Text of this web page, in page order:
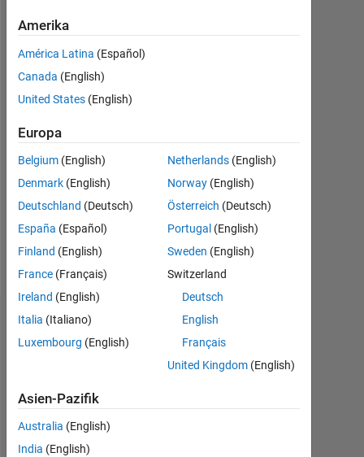
Followers:
Following:
0
Follow
Developer
for
the
Processing
Toolbox.
Professional
Image
Processing,
Signal
Processing,
Machine
Learning.
Mehr
anzeigen
Empfehlungen
to
endorse
this
person
Amerika
América Latina (Español)
Canada (English)
United States (English)
Europa
Belgium (English)
Denmark (English)
Deutschland (Deutsch)
España (Español)
Finland (English)
France (Français)
Ireland (English)
Italia (Italiano)
Luxembourg (English)
Netherlands (English)
Norway (English)
Österreich (Deutsch)
Portugal (English)
Sweden (English)
Switzerland
Deutsch
English
Français
United Kingdom (English)
Asien-Pazifik
Australia (English)
India (English)